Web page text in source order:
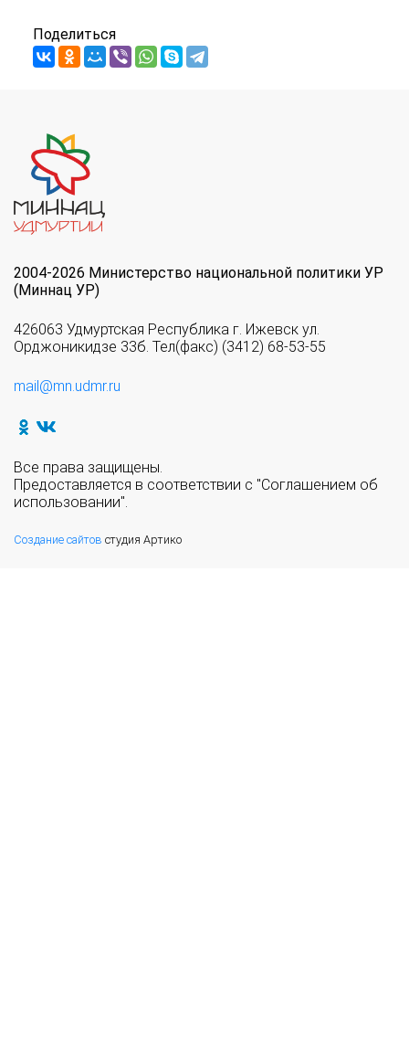
Поделиться
2004-2026 Министерство национальной политики УР
(Миннац УР)
426063 Удмуртская Республика г. Ижевск ул.
Орджоникидзе 33б. Тел(факс) (3412) 68-53-55
mail@mn.udmr.ru
Все права защищены.
Предоставляется в соответствии с "Соглашением об
использовании".
Создание сайтов студия Артико